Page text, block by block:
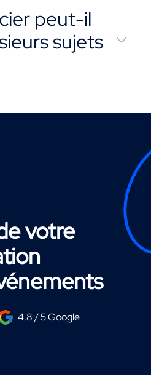
peut-il
sujets
votre
4.8 / 5 Google